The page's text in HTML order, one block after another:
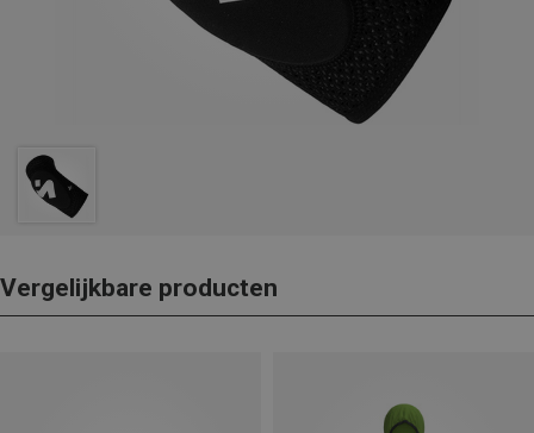
Vergelijkbare producten